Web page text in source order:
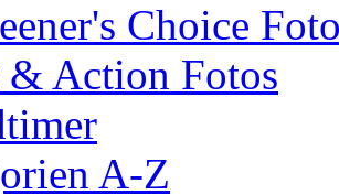
Choice
Action Fotos
A-Z